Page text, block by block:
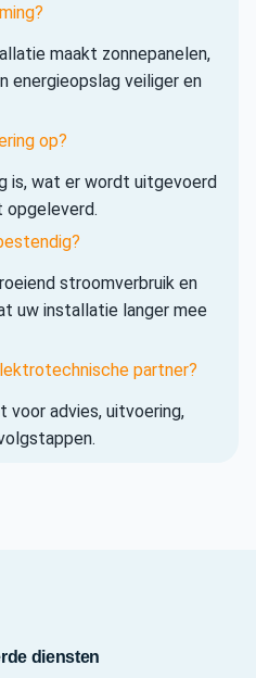
maakt zonnepanelen,
energieopslag veiliger en
op?
is, wat er wordt uitgevoerd
opgeleverd.
stroomverbruik en
uw installatie langer mee
partner?
voor advies, uitvoering,
diensten